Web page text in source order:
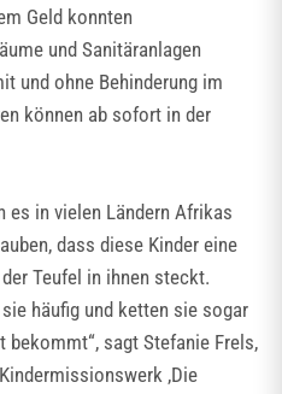
Geld konnten
und Sanitäranlagen
und ohne Behinderung im
können ab sofort in der
es in vielen Ländern Afrikas
dass diese Kinder eine
Teufel in ihnen steckt.
häufig und ketten sie sogar
bekommt“, sagt Stefanie Frels,
,Die